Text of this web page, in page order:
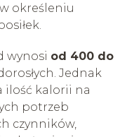
określeniu
wynosi od 400 do
Jednak
ilość kalorii na
potrzeb
czynników,